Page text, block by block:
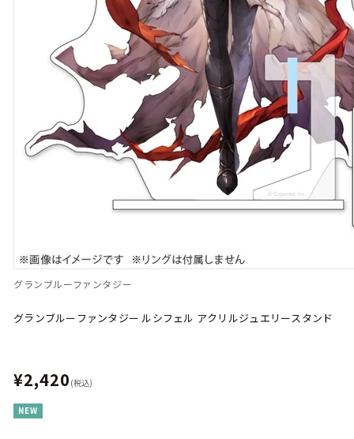
グランブルーファンタジー
グランブルーファンタジー ルシフェル アクリルジュエリースタンド
¥2,420 (税込)
NEW